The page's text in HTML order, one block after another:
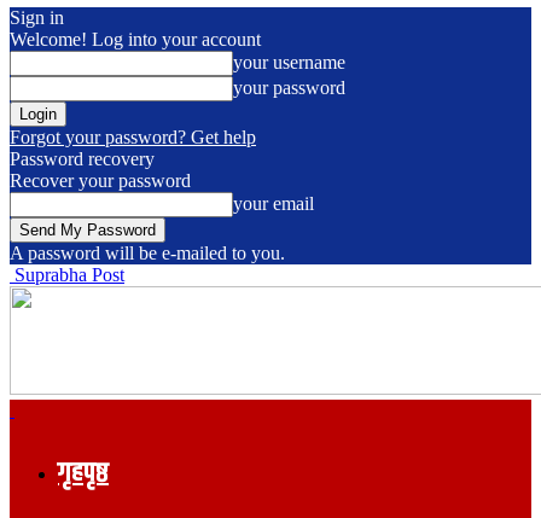
Sign in
Welcome! Log into your account
your username
your password
Forgot your password? Get help
Password recovery
Recover your password
your email
A password will be e-mailed to you.
Suprabha Post
गृहपृष्ठ